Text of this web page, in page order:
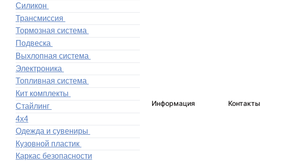
Силикон
Трансмиссия
Тормозная система
Подвеска
Выхлопная система
Электроника
Топливная система
Кит комплекты
Стайлинг
4x4
Одежда и сувениры
Кузовной пластик
Каркас безопасности
Информация Контакты